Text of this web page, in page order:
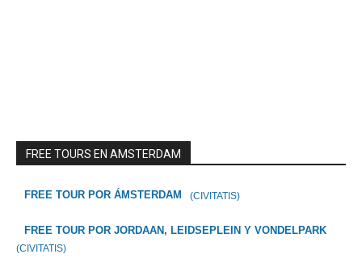
FREE TOURS EN AMSTERDAM
FREE TOUR POR ÁMSTERDAM (CIVITATIS)
FREE TOUR POR JORDAAN, LEIDSEPLEIN Y VONDELPARK
(CIVITATIS)